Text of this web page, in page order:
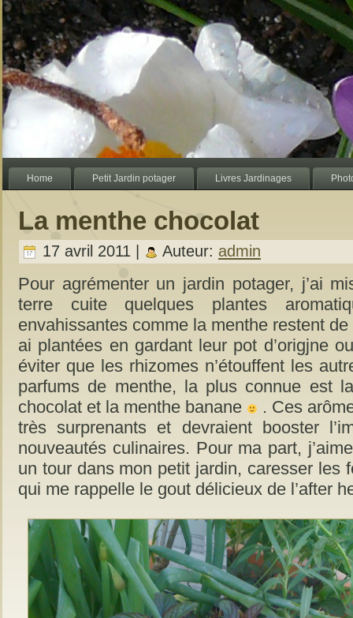
Home Petit Jardin potager Livres Jardinages
La menthe chocolat
17 avril 2011 | Auteur: admin
Pour agrémenter un jardin potager, j’ai
terre cuite quelques plantes
envahissantes comme la menthe restent
ai plantées en gardant leur pot d’origjne
éviter que les rhizomes n’étouffent les
parfums de menthe, la plus connue est
chocolat et la menthe banane
. Ces
très surprenants et devraient booster
nouveautés culinaires. Pour ma part,
un tour dans mon petit jardin, caresser les
qui me rappelle le gout délicieux de l’after